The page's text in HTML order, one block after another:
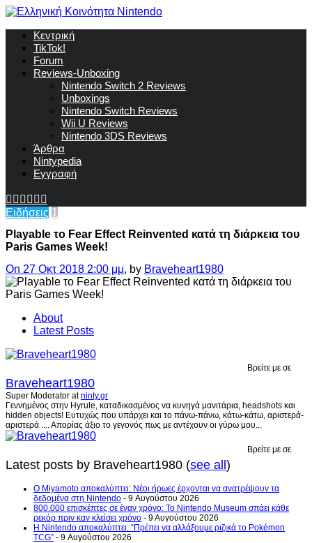
Κεντρική
TikTok!
Forum
Reviews-Unboxing
Nintendo Switch 2 Reviews
Unboxings
Nintendo Switch Reviews
Wii U Reviews
Nintendo 3DS Reviews
Άρθρα
Nintypedia
Εγγραφή
Ειδήσεις 1
Playable το Fear Effect Reinvented κατά τη διάρκεια του
Paris Games Week!
On 27 Οκτ 2018 2:00 μμ, by Braveheart1980
About
Latest Posts
Βρείτε με σε
Braveheart1980
Super Moderator atninty.gr
Γεννημένος στην Hyrule, καταδικασμένος να κυνηγά μανιτάρια, headshots και
hidden objects! Ευτυχώς που υπάρχει και το πάνω-πάνω, κάτω-κάτω, αριστερά-
αριστερά .... Απορίας άξιο το γεγονός πως με αντέχουν οι γύρω μου...
Βρείτε με σε
Latest posts by Braveheart1980 (see all)
Ο Miyamoto αποκαλύπτει: Νέοι ήρωες έρχονται να ανατρέψουν τα
δεδομένα στη Nintendo - 9 Αυγούστου 2026
800.000 επισκέπτες σε έναν χρόνο: Το Nintendo Museum σπάει κάθε
ρεκόρ πριν καν κλείσει χρόνο - 9 Αυγούστου 2026
Η Nintendo αποκαλύπτει: “Πρέπει να αλλάξουμε ριζικά το Pokémon
TCG” - 9 Αυγούστου 2026